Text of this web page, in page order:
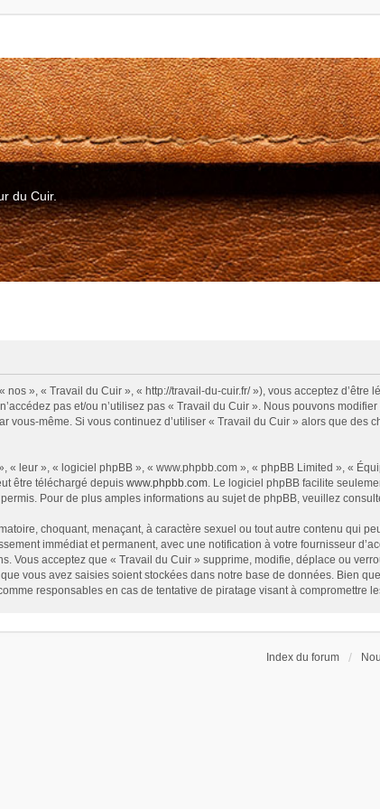
du Cuir.
», « Travail du Cuir », « http://travail-du-cuir.fr/ »), vous acceptez
pas et/ou n’utilisez pas « Travail du Cuir ». Nous pouvons
même. Si vous continuez d’utiliser « Travail du Cuir » alors que des
leur », « logiciel phpBB », « www.phpbb.com », « phpBB Limited », «
être téléchargé depuis www.phpbb.com. Le logiciel phpBB facilite
Pour de plus amples informations au sujet de phpBB, veuillez
choquant, menaçant, à caractère sexuel ou tout autre contenu qui
immédiat et permanent, avec une notification à votre fournisseur
Vous acceptez que « Travail du Cuir » supprime, modifie, déplace ou
vous avez saisies soient stockées dans notre base de données. Bien
responsables en cas de tentative de piratage visant à compromettre
Index du forum